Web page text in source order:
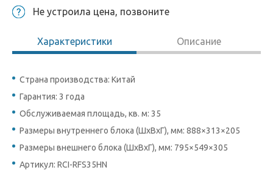
Не устроила цена, позвоните
Характеристики Описание
Страна производства: Китай
Гарантия: 3 года
Обслуживаемая площадь, кв. м: 35
Размеры внутреннего блока (ШхВхГ), мм: 888×313×205
Размеры внешнего блока (ШхВхГ), мм: 795×549×305
Артикул: RCI-RFS35HN